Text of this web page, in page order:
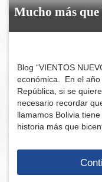
Mucho más
Blog “VIENTOS
económica. En el
República, si se
necesario recordar
llamamos Bolivia
historia más que